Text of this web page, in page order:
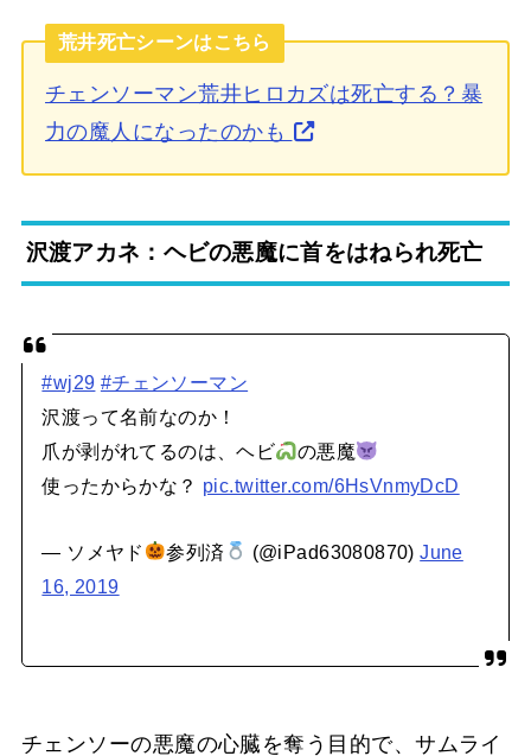
荒井死亡シーンはこちら
チェンソーマン荒井ヒロカズは死亡する？暴
力の魔人になったのかも
沢渡アカネ：ヘビの悪魔に首をはねられ死亡
#wj29 #チェンソーマン
沢渡って名前なのか！
爪が剥がれてるのは、ヘビ
の悪魔
使ったからかな？ pic.twitter.com/6HsVnmyDcD
— ソメヤド 参列済 (@iPad63080870)June
16, 2019
チェンソーの悪魔の心臓を奪う目的で、サムライ